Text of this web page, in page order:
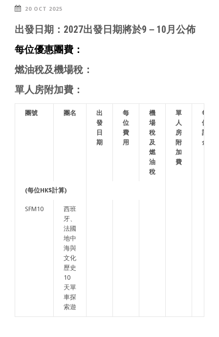
20 OCT 2025
出發日期： 2027出發日期將於9－10月公佈
每位優惠團費 ：
燃油稅及機場稅：
單人房附加費：
團號 團名
出
發
日
期
每
位
費
用
機
場
稅
及
燃
油
稅
單
人
房
附
加
費
每
位
訂
金
(每位HK$計算)
SFM10
西班
牙、
法國
地中
海與
文化
歷史
10
天單
車探
索遊